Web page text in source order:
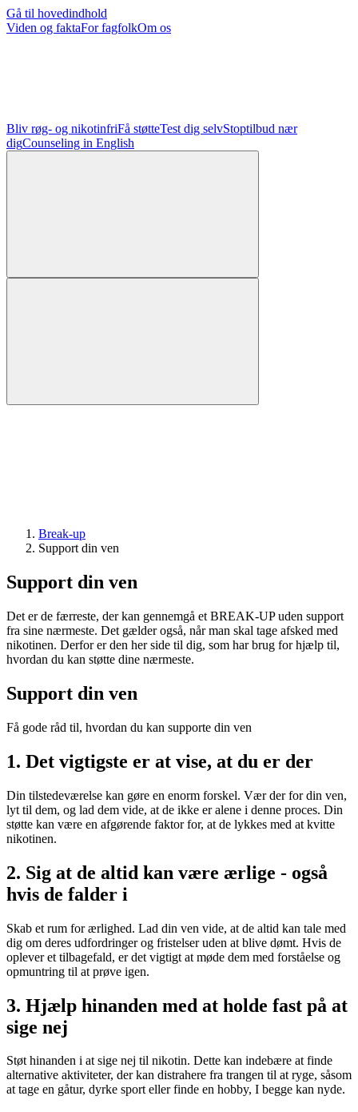
Gå til hovedindhold
Viden og faktaFor fagfolkOm os
Bliv røg- og nikotinfriFå støtteTest dig selvStoptilbud nær
digCounseling in English
Break-up
Support din ven
Support din ven
Det er de færreste, der kan gennemgå et BREAK-UP uden support
fra sine nærmeste. Det gælder også, når man skal tage afsked med
nikotinen. Derfor er den her side til dig, som har brug for hjælp til,
hvordan du kan støtte dine nærmeste.
Support din ven
Få gode råd til, hvordan du kan supporte din ven
1. Det vigtigste er at vise, at du er der
Din tilstedeværelse kan gøre en enorm forskel. Vær der for din ven,
lyt til dem, og lad dem vide, at de ikke er alene i denne proces. Din
støtte kan være en afgørende faktor for, at de lykkes med at kvitte
nikotinen.
2. Sig at de altid kan være ærlige - også
hvis de falder i
Skab et rum for ærlighed. Lad din ven vide, at de altid kan tale med
dig om deres udfordringer og fristelser uden at blive dømt. Hvis de
oplever et tilbagefald, er det vigtigt at møde dem med forståelse og
opmuntring til at prøve igen.
3. Hjælp hinanden med at holde fast på at
sige nej
Støt hinanden i at sige nej til nikotin. Dette kan indebære at finde
alternative aktiviteter, der kan distrahere fra trangen til at ryge, såsom
at tage en gåtur, dyrke sport eller finde en hobby, I begge kan nyde.